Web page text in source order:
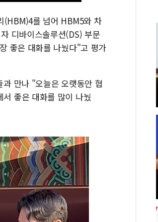
(HBM)4를 넘어 HBM5와 차
디바이스솔루션(DS) 부문
좋은 대화를 나눴다"고 평가
만나 "오늘은 오랫동안 협
좋은 대화를 많이 나눴